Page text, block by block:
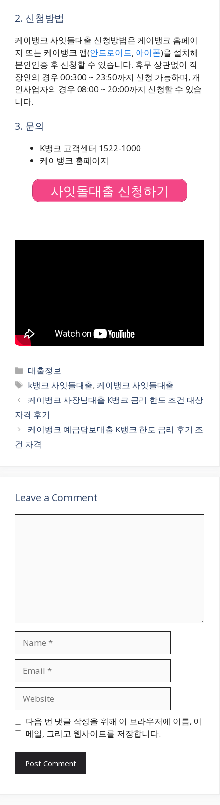
2. 신청방법
케이뱅크 사잇돌대출 신청방법은 케이뱅크 홈페이
지 또는 케이뱅크 앱(안드로이드, 아이폰)을 설치해
본인인증 후 신청할 수 있습니다. 휴무 상관없이 직
장인의 경우 00:300 ~ 23:50까지 신청 가능하며, 개
인사업자의 경우 08:00 ~ 20:00까지 신청할 수 있습
니다.
3. 문의
K뱅크 고객센터 1522-1000
케이뱅크 홈페이지
사잇돌대출 신청하기
Categories
대출정보
Tags
k뱅크 사잇돌대출, 케이뱅크 사잇돌대출
케이뱅크 사장님대출 K뱅크 금리 한도 조건 대상
자격 후기
케이뱅크 예금담보대출 K뱅크 한도 금리 후기 조
건 자격
Leave a Comment
다음 번 댓글 작성을 위해 이 브라우저에 이름, 이
메일, 그리고 웹사이트를 저장합니다.